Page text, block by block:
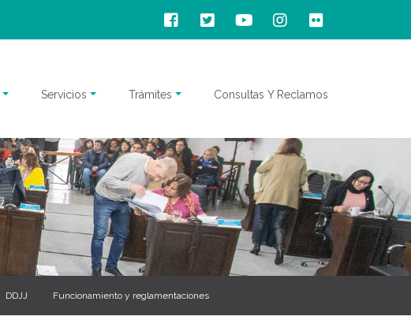
Servicios Trámites Consultas Y Reclamos
DDJJ Funcionamiento y reglamentaciones